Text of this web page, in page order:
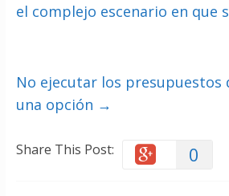
el complejo escenario en que
No ejecutar los presupuestos
una opción →
Share This Post: 0